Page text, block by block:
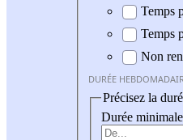
Durée
Temps
Temps
Non
DURÉE
Précisez la
Durée